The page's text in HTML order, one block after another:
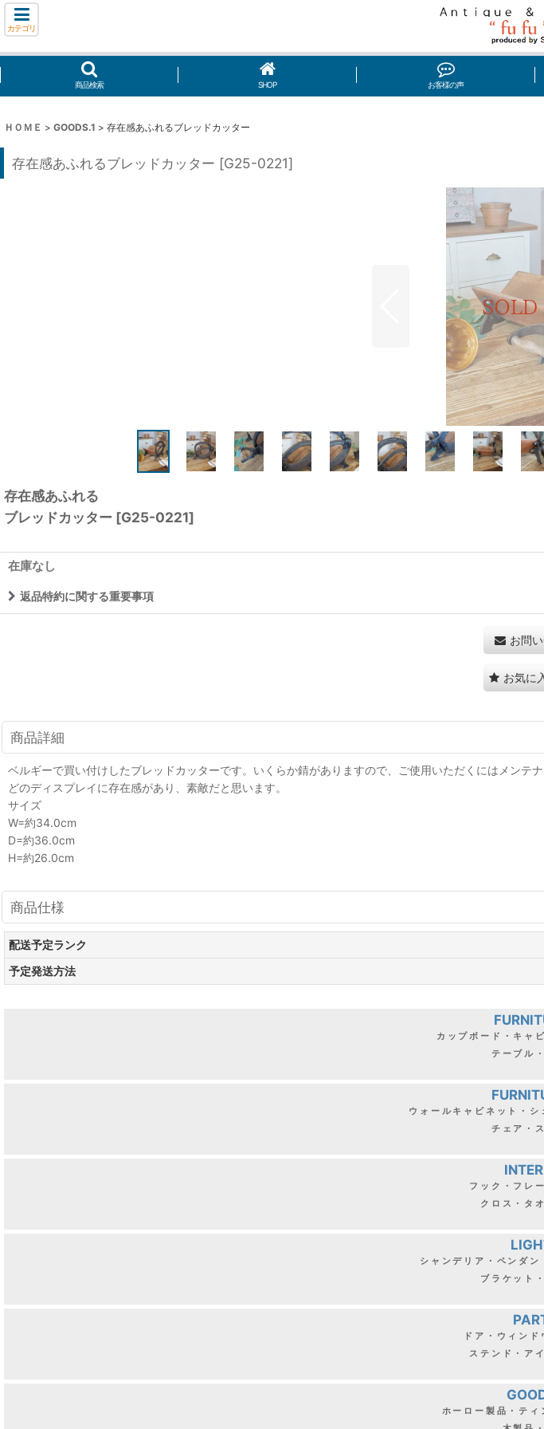
カテゴリ
商品検索 SHOP お客様の声
ＨＯＭＥ > GOODS.1 > 存在感あふれるブレッドカッター
存在感あふれるブレッドカッター [G25-0221]
存在感あふれる
ブレッドカッター [G25-0221]
在庫なし
返品特約に関する重要事項
お問
お気に
商品詳細
ベルギーで買い付けしたブレッドカッターです。いくらか錆がありますので、ご使用いただくにはメン
どのディスプレイに存在感があり、素敵だと思います。
サイズ
W=約34.0cm
D=約36.0cm
H=約26.0cm
商品仕様
配送予定ランク
予定発送方法
カップボード・キャ
テーブル
ウォールキャビネット・
チェア・
フック・フレ
クロス・タ
シャンデリア・ペンダン
ブラケット
ドア・ウィンド
ステンド・ア
ホーロー製品・ティ